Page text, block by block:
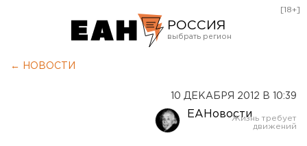
РОССИЯ
Оренбург
[18+]
← НОВОСТИ
10 ДЕКАБРЯ 2012 В 10:39
ЕАНовости